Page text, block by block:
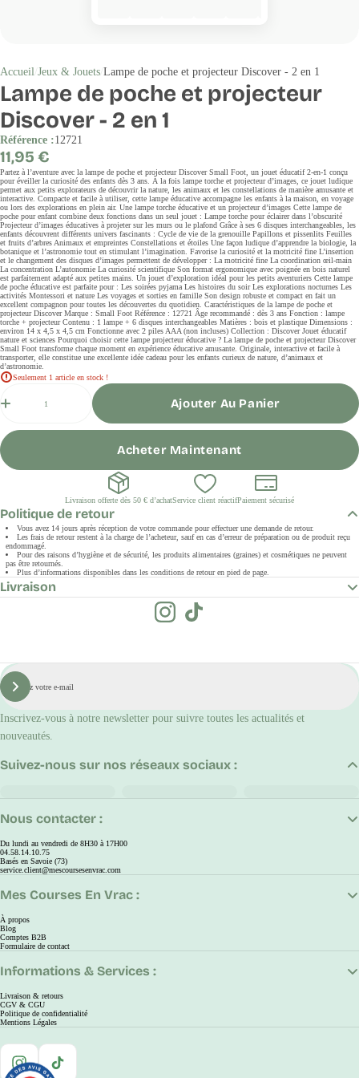
Accueil Jeux & Jouets Lampe de poche et projecteur Discover - 2 en 1
Lampe de poche et projecteur
Discover - 2 en 1
Référence :12721
Prix
régulier
11,95 €
Partez à l’aventure avec la lampe de poche et projecteur Discover Small Foot, un jouet éducatif 2-en-1 conçu
pour éveiller la curiosité des enfants dès 3 ans. À la fois lampe torche et projecteur d’images, ce jouet ludique
permet aux petits explorateurs de découvrir la nature, les animaux et les constellations de manière amusante et
interactive. Compacte et facile à utiliser, cette lampe éducative accompagne les enfants à la maison, en voyage
ou lors des explorations en plein air. Une lampe torche éducative et un projecteur d’images Cette lampe de
poche pour enfant combine deux fonctions dans un seul jouet : Lampe torche pour éclairer dans l’obscurité
Projecteur d’images éducatives à projeter sur les murs ou le plafond Grâce à ses 6 disques interchangeables, les
enfants découvrent différents univers fascinants : Cycle de vie de la grenouille Papillons et pissenlits Feuilles
et fruits d’arbres Animaux et empreintes Constellations et étoiles Une façon ludique d’apprendre la biologie, la
botanique et l’astronomie tout en stimulant l’imagination. Favorise la curiosité et la motricité fine L’insertion
et le changement des disques d’images permettent de développer : La motricité fine La coordination œil-main
La concentration L’autonomie La curiosité scientifique Son format ergonomique avec poignée en bois naturel
est parfaitement adapté aux petites mains. Un jouet d’exploration idéal pour les petits aventuriers Cette lampe
de poche éducative est parfaite pour : Les soirées pyjama Les histoires du soir Les explorations nocturnes Les
activités Montessori et nature Les voyages et sorties en famille Son design robuste et compact en fait un
excellent compagnon pour toutes les découvertes du quotidien. Caractéristiques de la lampe de poche et
projecteur Discover Marque : Small Foot Référence : 12721 Âge recommandé : dès 3 ans Fonction : lampe
torche + projecteur Contenu : 1 lampe + 6 disques interchangeables Matières : bois et plastique Dimensions :
environ 14 x 4,5 x 4,5 cm Fonctionne avec 2 piles AAA (non incluses) Collection : Discover Jouet éducatif
nature et sciences Pourquoi choisir cette lampe projecteur éducative ? La lampe de poche et projecteur Discover
Small Foot transforme chaque moment en expérience éducative amusante. Originale, interactive et facile à
transporter, elle constitue une excellente idée cadeau pour les enfants curieux de nature, d’animaux et
d’astronomie.
Seulement 1 article en stock !
Ajouter Au Panier
Acheter Maintenant
Livraison offerte dès 50 € d’achatService client réactifPaiement sécurisé
Politique de retour
Vous avez 14 jours après réception de votre commande pour effectuer une demande de retour.
Les frais de retour restent à la charge de l’acheteur, sauf en cas d’erreur de préparation ou de produit reçu
endommagé.
Pour des raisons d’hygiène et de sécurité, les produits alimentaires (graines) et cosmétiques ne peuvent
pas être retournés.
Plus d’informations disponibles dans les conditions de retour en pied de page.
Livraison
E-
mail
S'inscrire
Inscrivez-vous à notre newsletter pour suivre toutes les actualités et
nouveautés.
Nous contacter :
Du lundi au vendredi de 8H30 à 17H00
04.58.14.10.75
Basés en Savoie (73)
service.client@mescoursesenvrac.com
Mes Courses En Vrac :
À propos
Blog
Comptes B2B
Formulaire de contact
Informations & Services :
Livraison & retours
CGV & CGU
Politique de confidentialité
Mentions Légales
Suivez-nous sur nos réseaux sociaux :
Instagram
TikTok